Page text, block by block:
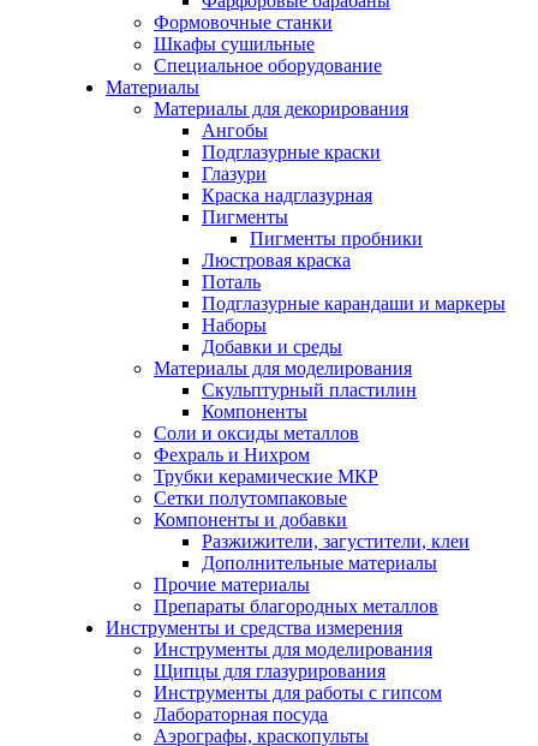
Формовочные станки
Шкафы сушильные
Специальное оборудование
Материалы
Материалы для декорирования
Ангобы
Подглазурные краски
Глазури
Краска надглазурная
Пигменты
Пигменты пробники
Люстровая краска
Поталь
Подглазурные карандаши и маркеры
Наборы
Добавки и среды
Материалы для моделирования
Скульптурный пластилин
Компоненты
Соли и оксиды металлов
Фехраль и Нихром
Трубки керамические МКР
Сетки полутомпаковые
Компоненты и добавки
Разжижители, загустители, клеи
Дополнительные материалы
Прочие материалы
Препараты благородных металлов
Инструменты и средства измерения
Инструменты для моделирования
Щипцы для глазурирования
Инструменты для работы с гипсом
Лабораторная посуда
Аэрографы, краскопульты